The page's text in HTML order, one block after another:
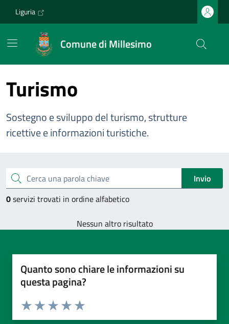
Liguria
Comune di Millesimo
Turismo
Sostegno e sviluppo del turismo, strutture
ricettive e informazioni turistiche.
Cerca una parola chiave
Invio
0servizi trovati in ordine alfabetico
Nessun altro risultato
Quanto sono chiare le informazioni su
questa pagina?
Valuta da 1 a 5 stelle la pagina
Valuta 5 stelle su 5
Valuta 4 stelle su 5
Valuta 3 stelle su 5
Valuta 2 stelle su 5
Valuta 1 stelle su 5